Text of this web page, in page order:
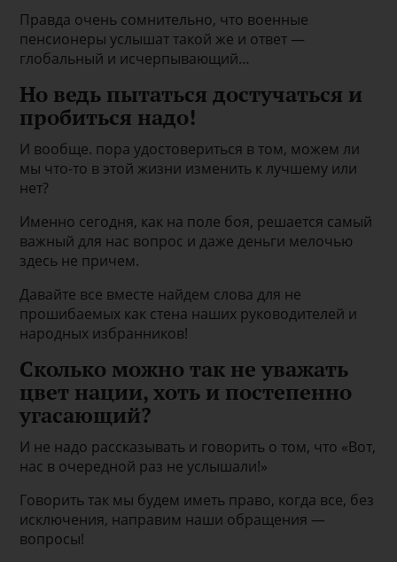
Правда очень сомнительно, что военные
пенсионеры услышат такой же и ответ —
глобальный и исчерпывающий…
Но ведь пытаться достучаться и
пробиться надо!
И вообще. пора удостовериться в том, можем ли
мы что-то в этой жизни изменить к лучшему или
нет?
Именно сегодня, как на поле боя, решается самый
важный для нас вопрос и даже деньги мелочью
здесь не причем.
Давайте все вместе найдем слова для не
прошибаемых как стена наших руководителей и
народных избранников!
Сколько можно так не уважать
цвет нации, хоть и постепенно
угасающий?
И не надо рассказывать и говорить о том, что «Вот,
нас в очередной раз не услышали!»
Говорить так мы будем иметь право, когда все, без
исключения, направим наши обращения —
вопросы!